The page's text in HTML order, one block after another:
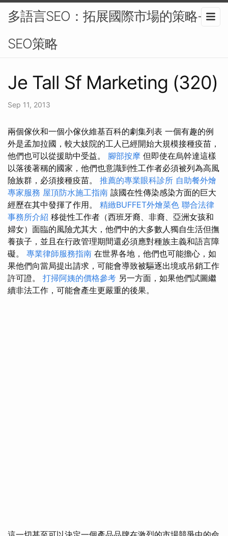
多語言SEO：拓展國際市場的策略-
SEO策略
Je Tall Sf Marketing (320)
Sep 11, 2013
兩個傢伙和一個小傢伙維基百科的劇集列表 一個有趣的例
外是孟加拉國，較大妓院的工人已經開始大規模接種疫苗，
他們也可以從援助中受益。 腳部按摩 但即使在烏幹達這樣
以落後著稱的國家，他們也意識到性工作者必須被列為高風
險族群，必須接種疫苗。 推薦的專業眼科診所 自助餐外燴
專家服務 屋頂防水施工指南 該國在性傳染感染方面的巨大
經歷在其中發揮了作用。 精緻BUFFET外燴菜色 聯合法律
事務所介紹 移徙性工作者（西班牙裔、非裔、亞洲女孩和
婦女）面臨的風險尤其大，他們中的大多數人獨自生活但撫
養孩子，並且在行政管理期間還必須應對種族主義和語言障
礙。 專業律師服務指南 在世界各地，他們也可能擔心，如
果他們向當局提出請求，可能會導致被驅逐出境或吊銷工作
許可證。 打掃阿姨的價格參考 另一方面，如果他們試圖繼
續非法工作，可能會產生更嚴重的後果。